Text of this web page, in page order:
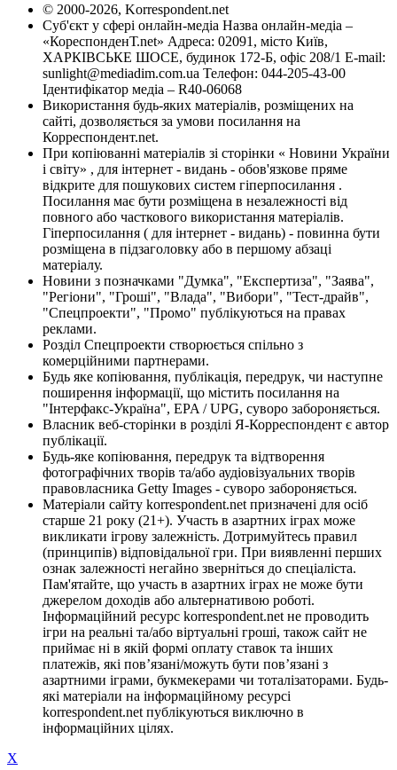
© 2000-2026, Korrespondent.net
Суб'єкт у сфері онлайн-медіа Назва онлайн-медіа –
«КореспонденТ.net» Адреса: 02091, місто Київ,
ХАРКІВСЬКЕ ШОСЕ, будинок 172-Б, офіс 208/1 E-mail:
sunlight@mediadim.com.ua Телефон: 044-205-43-00
Ідентифікатор медіа – R40-06068
Використання будь-яких матеріалів, розміщених на
сайті, дозволяється за умови посилання на
Корреспондент.net.
При копіюванні матеріалів зі сторінки « Новини України
і світу» , для інтернет - видань - обов'язкове пряме
відкрите для пошукових систем гіперпосилання .
Посилання має бути розміщена в незалежності від
повного або часткового використання матеріалів.
Гіперпосилання ( для інтернет - видань) - повинна бути
розміщена в підзаголовку або в першому абзаці
матеріалу.
Новини з позначками "Думка", "Експертиза", "Заява",
"Регіони", "Гроші", "Влада", "Вибори", "Тест-драйв",
"Спецпроекти", "Промо" публікуються на правах
реклами.
Розділ Спецпроекти створюється спільно з
комерційними партнерами.
Будь яке копіювання, публікація, передрук, чи наступне
поширення інформації, що містить посилання на
"Інтерфакс-Україна", EPA / UPG, суворо забороняється.
Власник веб-сторінки в розділі Я-Корреспондент є автор
публікації.
Будь-яке копіювання, передрук та відтворення
фотографічних творів та/або аудіовізуальних творів
правовласника Getty Images - суворо забороняється.
Матеріали сайту korrespondent.net призначені для осіб
старше 21 року (21+). Участь в азартних іграх може
викликати ігрову залежність. Дотримуйтесь правил
(принципів) відповідальної гри. При виявленні перших
ознак залежності негайно зверніться до спеціаліста.
Пам'ятайте, що участь в азартних іграх не може бути
джерелом доходів або альтернативою роботі.
Інформаційний ресурс korrespondent.net не проводить
ігри на реальні та/або віртуальні гроші, також сайт не
приймає ні в якій формі оплату ставок та інших
платежів, які пов’язані/можуть бути пов’язані з
азартними іграми, букмекерами чи тоталізаторами. Будь-
які матеріали на інформаційному ресурсі
korrespondent.net публікуються виключно в
інформаційних цілях.
X